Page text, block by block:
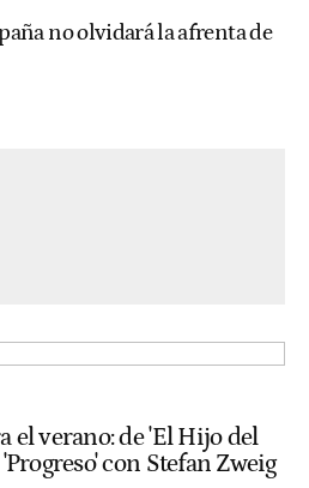
no olvidará la afrenta de
el verano: de 'El Hijo del
con Stefan Zweig